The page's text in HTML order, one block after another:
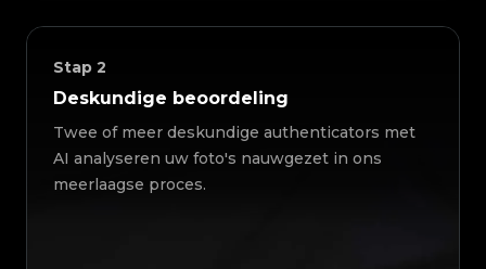
Stap 2
Deskundige beoordeling
Twee of meer deskundige authenticators met
AI analyseren uw foto's nauwgezet in ons
meerlaagse proces.